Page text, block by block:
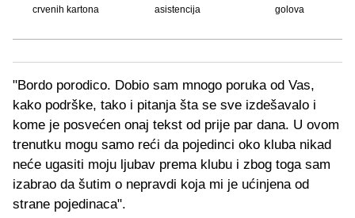
crvenih kartona asistencija golova
"Bordo porodico. Dobio sam mnogo poruka od Vas,
kako podrške, tako i pitanja šta se sve izdešavalo i
kome je posvećen onaj tekst od prije par dana. U ovom
trenutku mogu samo reći da pojedinci oko kluba nikad
neće ugasiti moju ljubav prema klubu i zbog toga sam
izabrao da šutim o nepravdi koja mi je ućinjena od
strane pojedinaca".